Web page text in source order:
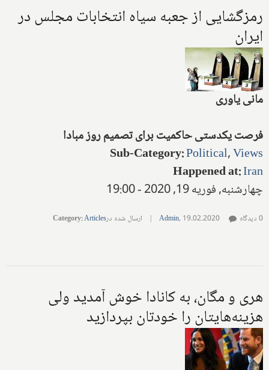
رمزگشایی از جعبه سیاه انتخابات مجلس در
ایران
مانی یاوری
فرصت یکدستی حاکمیت برای تصمیم روز مبادا
Sub-Category:Political,Views
Happened at:Iran
چهارشنبه, فوریه 19, 2020 - 19:00
Admin, 19.02.2020
| ارسال شده در Category:Articles 0 دیدگاه
هری و مگان، به کانادا خوش آمدید ولی
هزینه‌هایتان را خودتان بپردازید